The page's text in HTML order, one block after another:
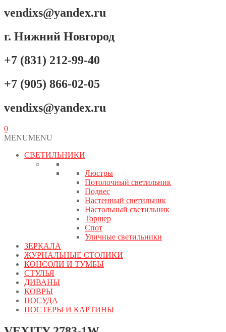
vendixs@yandex.ru
г. Нижний Новгород
+7 (831) 212-99-40
+7 (905) 866-02-05
vendixs@yandex.ru
0
MENUMENU
СВЕТИЛЬНИКИ
Люстры
Потолочный светильник
Подвес
Настенный светильник
Настольный светильник
Торшер
Спот
Уличные светильники
ЗЕРКАЛА
ЖУРНАЛЬНЫЕ СТОЛИКИ
КОНСОЛИ И ТУМБЫ
СТУЛЬЯ
ДИВАНЫ
КОВРЫ
ПОСУДА
ПОСТЕРЫ И КАРТИНЫ